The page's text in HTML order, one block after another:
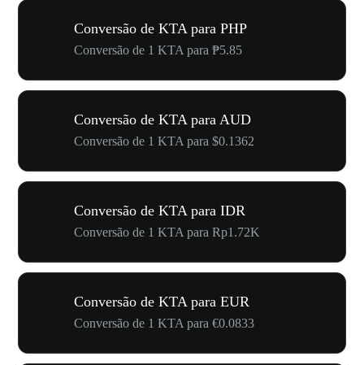
Conversão de KTA para PHP
Conversão de 1 KTA para ₱5.85
Conversão de KTA para AUD
Conversão de 1 KTA para $0.1362
Conversão de KTA para IDR
Conversão de 1 KTA para Rp1.72K
Conversão de KTA para EUR
Conversão de 1 KTA para €0.0833